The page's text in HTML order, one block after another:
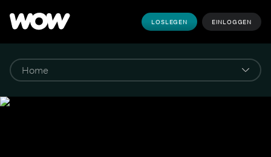
LOSLEGEN EINLOGGEN